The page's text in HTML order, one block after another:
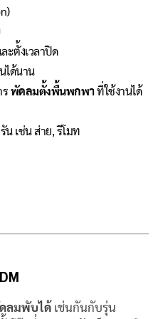
ะตั้งเวลาปิด
ได้นาน
ร พัดลมตั้งพื้นพกพาที่ใช้งานได้
เช่น ส่าย, รีโมท
ลมพับได้ เช่นกันกับรุ่น